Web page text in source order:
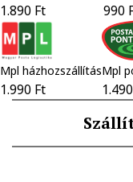
1.890 Ft 990
Mpl házhozszállítás
1.990 Ft
Mpl